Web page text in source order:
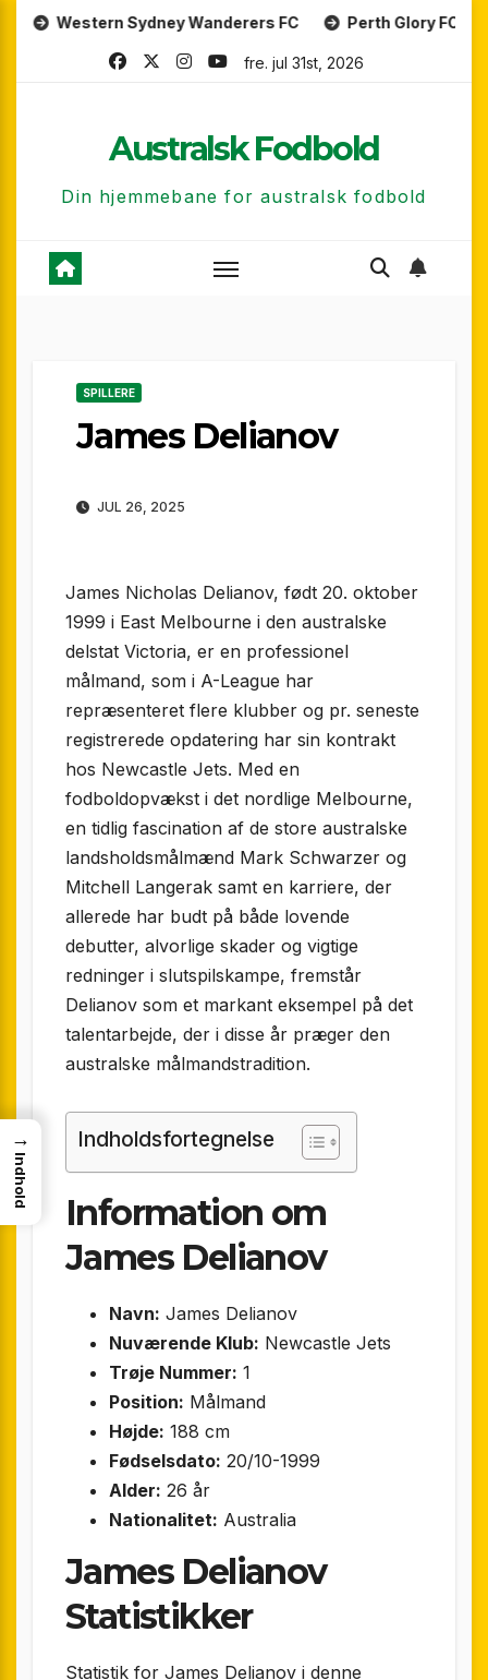
Skip Sydney Wanderers FC Perth Glory FC Central
fre. jul 31st, 2026
Australsk Fodbold
Din hjemmebane for australsk fodbold
SPILLERE
James Delianov
JUL 26, 2025
James Nicholas Delianov, født 20. oktober
1999 i East Melbourne i den australske
delstat Victoria, er en professionel
målmand, som i A-League har
repræsenteret flere klubber og pr. seneste
registrerede opdatering har sin kontrakt
hos Newcastle Jets. Med en
fodboldopvækst i det nordlige Melbourne,
en tidlig fascination af de store australske
landsholdsmålmænd Mark Schwarzer og
Mitchell Langerak samt en karriere, der
allerede har budt på både lovende
debutter, alvorlige skader og vigtige
redninger i slutspilskampe, fremstår
Delianov som et markant eksempel på det
talentarbejde, der i disse år præger den
australske målmandstradition.
Indholdsfortegnelse
Information om
James Delianov
Navn: James Delianov
Nuværende Klub: Newcastle Jets
Trøje Nummer: 1
Position: Målmand
Højde: 188 cm
Fødselsdato: 20/10-1999
Alder: 26 år
Nationalitet: Australia
James Delianov
Statistikker
Statistik for James Delianov i denne
→
Indhold